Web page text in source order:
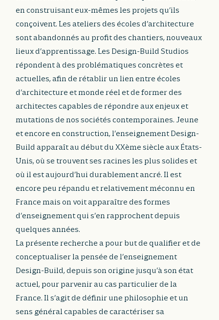
en construisant eux-mêmes les projets qu’ils
conçoivent. Les ateliers des écoles d’architecture
sont abandonnés au profit des chantiers, nouveaux
lieux d’apprentissage. Les Design-Build Studios
répondent à des problématiques concrètes et
actuelles, afin de rétablir un lien entre écoles
d’architecture et monde réel et de former des
architectes capables de répondre aux enjeux et
mutations de nos sociétés contemporaines. Jeune
et encore en construction, l’enseignement Design-
Build apparaît au début du XXème siècle aux États-
Unis, où se trouvent ses racines les plus solides et
où il est aujourd’hui durablement ancré. Il est
encore peu répandu et relativement méconnu en
France mais on voit apparaître des formes
d’enseignement qui s’en rapprochent depuis
quelques années.
La présente recherche a pour but de qualifier et de
conceptualiser la pensée de l’enseignement
Design-Build, depuis son origine jusqu’à son état
actuel, pour parvenir au cas particulier de la
France. Il s’agit de définir une philosophie et un
sens général capables de caractériser sa